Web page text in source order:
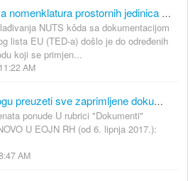
NUTS 2016 – Nova nomenklatura prostornih jedinica za statistiku u EOJN RH
NUTS kôda sa dokumentacijom
lista EU (TED-a) došlo je do određenih
koji se primjen...
AM
Gdje naručitelji mogu preuzeti sve zaprimljene dokumente ponude (DON, prilozi DON, troškovnici, uvezi ponude i sl.)?
ponude U rubrici "Dokumenti"
U EOJN RH (od 6. lipnja 2017.):
AM